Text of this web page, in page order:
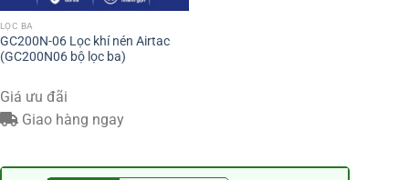
LỌC BA
GC200N-06 Lọc khí nén Airtac
(GC200N06 bộ lọc ba)
Giá ưu đãi
Giao hàng ngay